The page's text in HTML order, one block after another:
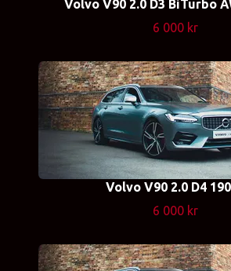
Volvo V90 2.0 D3 BiTurbo
6 000 kr
Volvo V90 2.0 D4
6 000 kr